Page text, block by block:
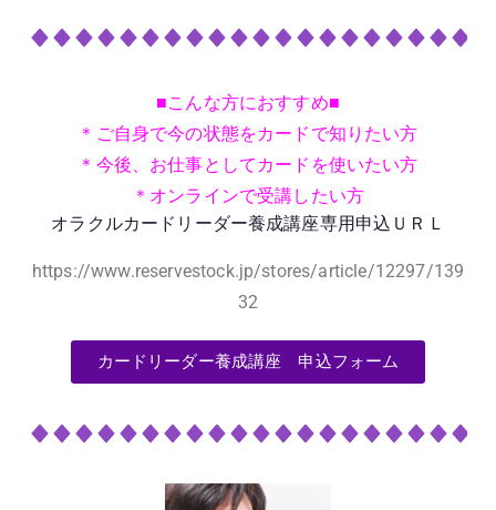
■こんな方におすすめ■
＊ご自身で今の状態をカードで知りたい方
＊今後、お仕事としてカードを使いたい方
＊オンラインで受講したい方
オラクルカードリーダー養成講座専用申込ＵＲＬ
https://www.reservestock.jp/stores/article/12297/139
32
カードリーダー養成講座 申込フォーム